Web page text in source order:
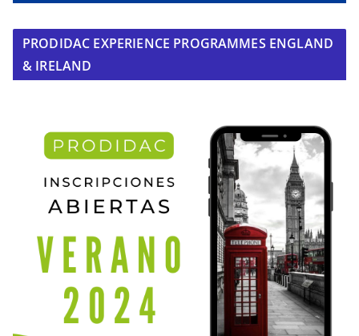
PRODIDAC EXPERIENCE PROGRAMMES ENGLAND
& IRELAND